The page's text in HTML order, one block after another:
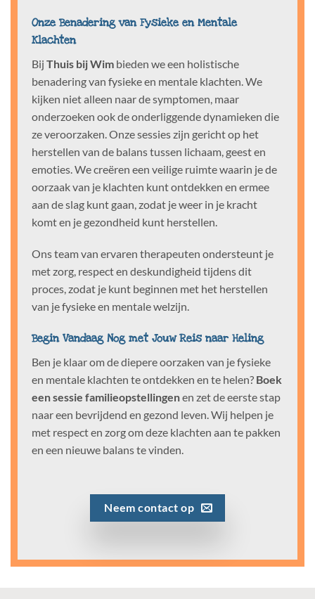
Onze Benadering van Fysieke en Mentale
Klachten
Bij Thuis bij Wim bieden we een holistische
benadering van fysieke en mentale klachten. We
kijken niet alleen naar de symptomen, maar
onderzoeken ook de onderliggende dynamieken die
ze veroorzaken. Onze sessies zijn gericht op het
herstellen van de balans tussen lichaam, geest en
emoties. We creëren een veilige ruimte waarin je de
oorzaak van je klachten kunt ontdekken en ermee
aan de slag kunt gaan, zodat je weer in je kracht
komt en je gezondheid kunt herstellen.
Ons team van ervaren therapeuten ondersteunt je
met zorg, respect en deskundigheid tijdens dit
proces, zodat je kunt beginnen met het herstellen
van je fysieke en mentale welzijn.
Begin Vandaag Nog met Jouw Reis naar Heling
Ben je klaar om de diepere oorzaken van je fysieke
en mentale klachten te ontdekken en te helen? Boek
een sessie familieopstellingenen zet de eerste stap
naar een bevrijdend en gezond leven. Wij helpen je
met respect en zorg om deze klachten aan te pakken
en een nieuwe balans te vinden.
Neem contact op